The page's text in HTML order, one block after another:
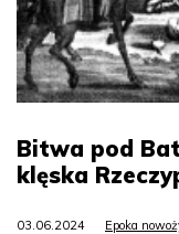
Bitwa pod
klęska
03.06.2024 Epoka